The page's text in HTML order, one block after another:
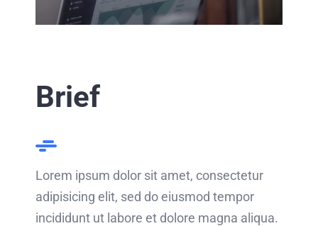
Brief
Lorem ipsum dolor sit amet, consectetur
adipisicing elit, sed do eiusmod tempor
incididunt ut labore et dolore magna aliqua.